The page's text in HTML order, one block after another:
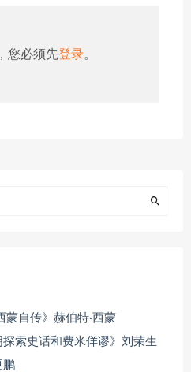
您必须先登录。
蒙自传》赫伯特·西蒙
探索史话和费米佯谬》刘荣生
鹏